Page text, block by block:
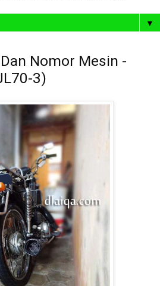
▼
Nomor Mesin -
3)